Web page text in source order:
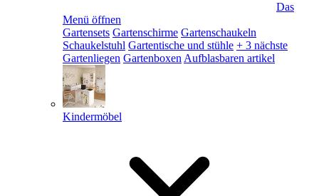
Das
Menü öffnen
Gartensets Gartenschirme Gartenschaukeln
Schaukelstuhl Gartentische und stühle + 3 nächste
Gartenliegen Gartenboxen Aufblasbaren artikel
Kindermöbel